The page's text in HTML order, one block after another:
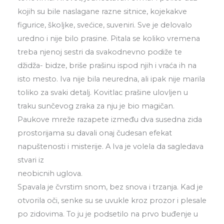
kojih su bile naslagane razne sitnice, kojekakve
figurice, školjke, svećice, suveniri. Sve je delovalo
uredno i nije bilo prasine. Pitala se koliko vremena
treba njenoj sestri da svakodnevno podiže te
džidža- bidze, briše prašinu ispod njih i vraća ih na
isto mesto. Iva nije bila neuredna, ali ipak nije marila
toliko za svaki detalj. Kovitlac prašine ulovljen u
traku sunčevog zraka za nju je bio magičan.
Paukove mreže razapete između dva susedna zida
prostorijama su davali onaj čudesan efekat
napuštenosti i misterije. A Iva je volela da sagledava
stvari iz
neobicnih uglova.
Spavala je čvrstim snom, bez snova i trzanja. Kad je
otvorila oči, senke su se uvukle kroz prozor i plesale
po zidovima. To ju je podsetilo na prvo buđenje u